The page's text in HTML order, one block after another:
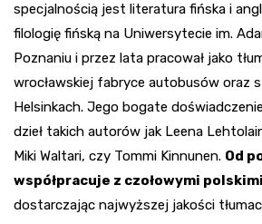
specjalnością jest literatura fińska i
filologię fińską na Uniwersytecie im.
Poznaniu i przez lata pracował jako
wrocławskiej fabryce autobusów oraz
Helsinkach. Jego bogate
dzieł takich autorów jak Leena
Miki Waltari, czy Tommi Kinnunen. Od
współpracuje z czołowymi
dostarczając najwyższej jakości